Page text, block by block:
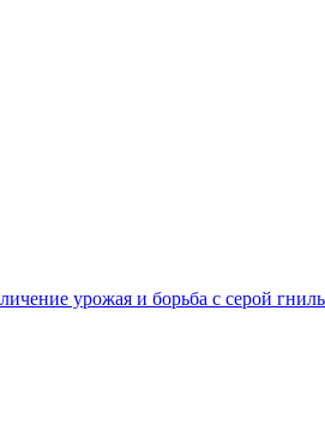
урожая и борьба с серой